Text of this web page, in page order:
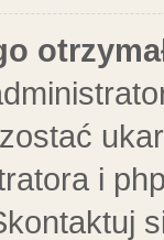
zostać
i